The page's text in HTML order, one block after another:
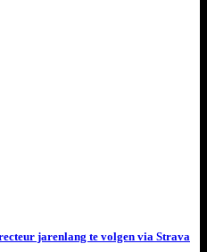
jarenlang te volgen via Strava